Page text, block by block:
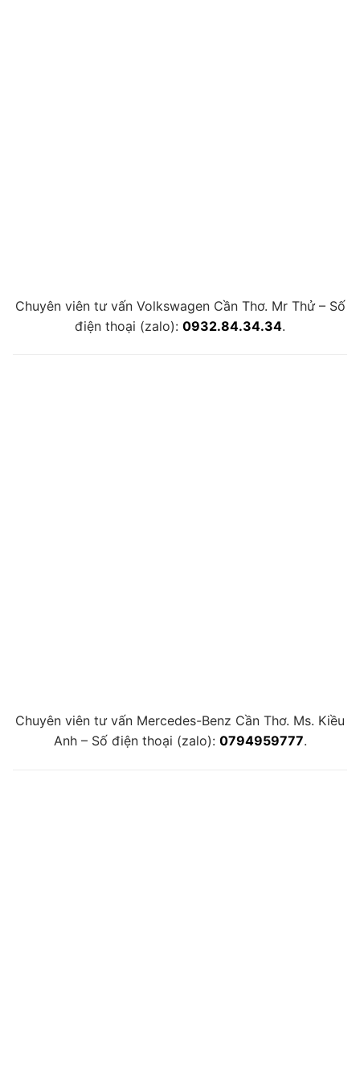
Chuyên viên tư vấn Volkswagen Cần Thơ. Mr Thử – Số
điện thoại (zalo): 0932.84.34.34.
Chuyên viên tư vấn Mercedes-Benz Cần Thơ. Ms. Kiều
Anh – Số điện thoại (zalo): 0794959777.